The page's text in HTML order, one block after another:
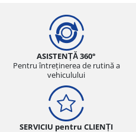
ASISTENȚĂ 360°
Pentru întreținerea de rutină a
vehiculului
SERVICIU pentru CLIENȚI